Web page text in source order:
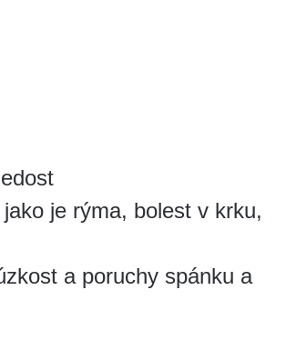
je rýma, bolest v krku,
a poruchy spánku a